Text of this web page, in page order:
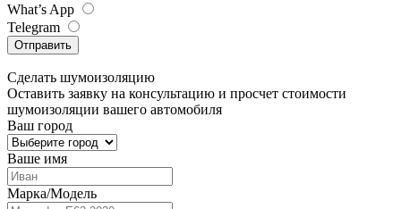
What’s App
Telegram
Отправить
Сделать шумоизоляцию
Оставить заявку на консультацию и просчет стоимости
шумоизоляции вашего автомобиля
Ваш город
Ваше имя
Марка/Модель